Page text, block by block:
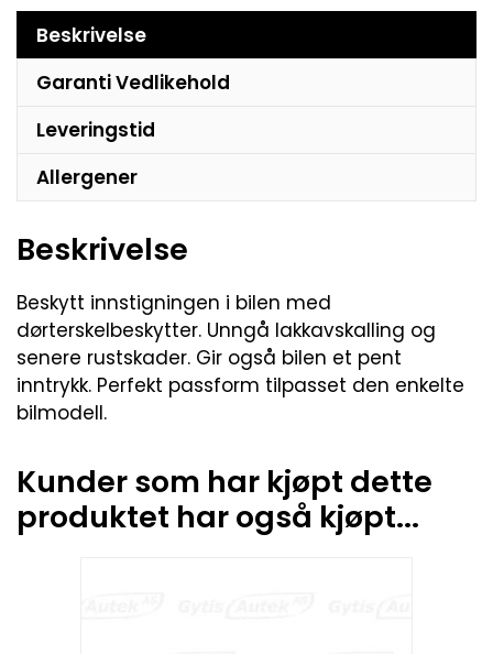
Beskrivelse
Garanti Vedlikehold
Leveringstid
Allergener
Beskrivelse
Beskytt innstigningen i bilen med
dørterskelbeskytter. Unngå lakkavskalling og
senere rustskader. Gir også bilen et pent
inntrykk. Perfekt passform tilpasset den enkelte
bilmodell.
Kunder som har kjøpt dette
produktet har også kjøpt...